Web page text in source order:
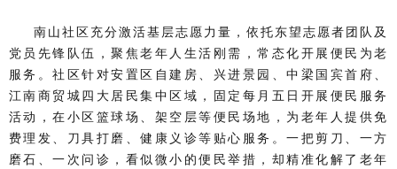
南山社区充分激活基层志愿力量，依托东望志愿者团队及
党员先锋队伍，聚焦老年人生活刚需，常态化开展便民为老
服务。社区针对安置区自建房、兴进景园、中梁国宾首府、
江南商贸城四大居民集中区域，固定每月五日开展便民服务
活动，在小区篮球场、架空层等便民场地，为老年人提供免
费理发、刀具打磨、健康义诊等贴心服务。一把剪刀、一方
磨石、一次问诊，看似微小的便民举措，却精准化解了老年